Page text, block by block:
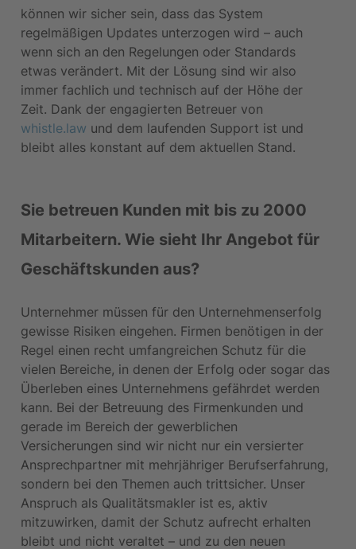
können wir sicher sein, dass das System
regelmäßigen Updates unterzogen wird – auch
wenn sich an den Regelungen oder Standards
etwas verändert. Mit der Lösung sind wir also
immer fachlich und technisch auf der Höhe der
Zeit. Dank der engagierten Betreuer von
whistle.law und dem laufenden Support ist und
bleibt alles konstant auf dem aktuellen Stand.
Sie betreuen Kunden mit bis zu 2000
Mitarbeitern. Wie sieht Ihr Angebot für
Geschäftskunden aus?
Unternehmer müssen für den Unternehmenserfolg
gewisse Risiken eingehen. Firmen benötigen in der
Regel einen recht umfangreichen Schutz für die
vielen Bereiche, in denen der Erfolg oder sogar das
Überleben eines Unternehmens gefährdet werden
kann. Bei der Betreuung des Firmenkunden und
gerade im Bereich der gewerblichen
Versicherungen sind wir nicht nur ein versierter
Ansprechpartner mit mehrjähriger Berufserfahrung,
sondern bei den Themen auch trittsicher. Unser
Anspruch als Qualitätsmakler ist es, aktiv
mitzuwirken, damit der Schutz aufrecht erhalten
bleibt und nicht veraltet – und zu den neuen